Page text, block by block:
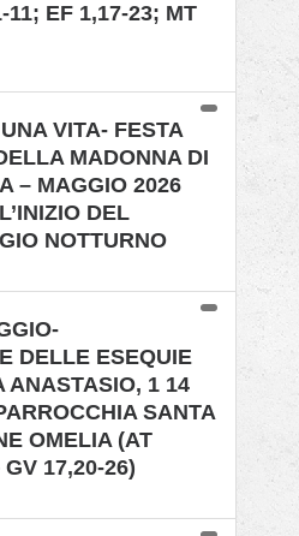
11; EF 1,17-23; MT
VITA- FESTA
MADONNA DI
– MAGGIO 2026
DEL
NOTTURNO
DELLE ESEQUIE
ANASTASIO, 1 14
SANTA
OMELIA (AT
17,20-26)